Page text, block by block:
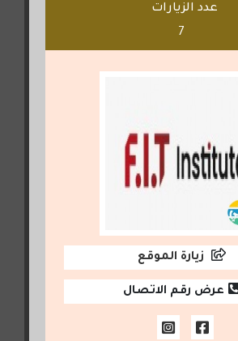
عدد الزيارات
7
زيارة الموقع
عرض رقم الاتصال